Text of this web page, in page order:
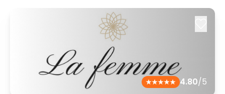
4.80/5